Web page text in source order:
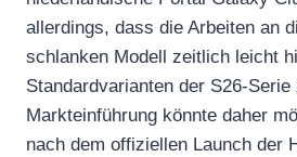
allerdings, dass die Arbeiten an
schlanken Modell zeitlich leicht
Standardvarianten der S26-
Markteinführung könnte daher
nach dem offiziellen Launch der